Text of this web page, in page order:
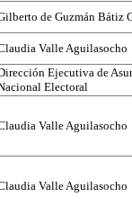
de Guzmán Bátiz
Valle Aguilasocho
Ejecutiva de
Electoral
Valle Aguilasocho
Valle Aguilasocho